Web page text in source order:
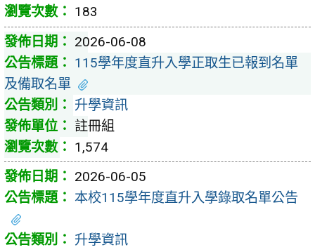
183
2026-06-08
115學年度直升入學正取生已報到名單
及備取名單
升學資訊
註冊組
1,574
2026-06-05
本校115學年度直升入學錄取名單公告
升學資訊